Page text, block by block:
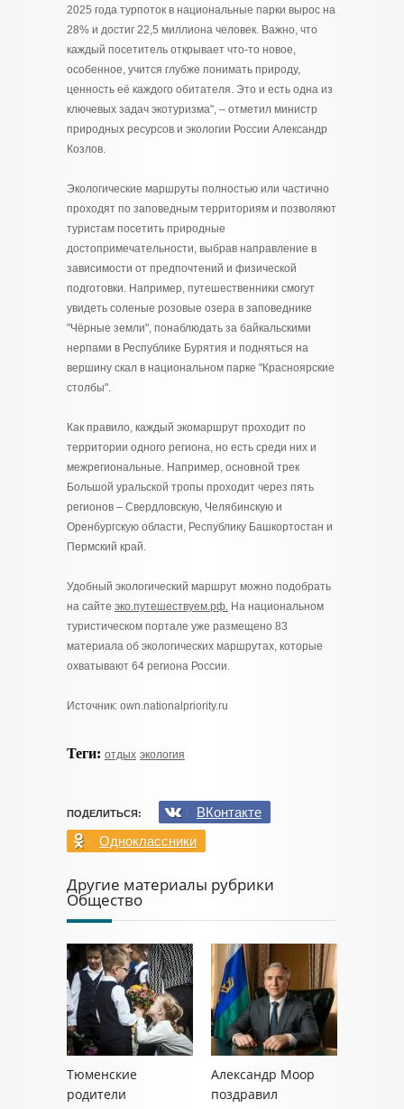
2025 года турпоток в национальные парки вырос на
28% и достиг 22,5 миллиона человек. Важно, что
каждый посетитель открывает что-то новое,
особенное, учится глубже понимать природу,
ценность её каждого обитателя. Это и есть одна из
ключевых задач экотуризма", – отметил министр
природных ресурсов и экологии России Александр
Козлов.
Экологические маршруты полностью или частично
проходят по заповедным территориям и позволяют
туристам посетить природные
достопримечательности, выбрав направление в
зависимости от предпочтений и физической
подготовки. Например, путешественники смогут
увидеть соленые розовые озера в заповеднике
"Чёрные земли", понаблюдать за байкальскими
нерпами в Республике Бурятия и подняться на
вершину скал в национальном парке "Красноярские
столбы".
Как правило, каждый экомаршрут проходит по
территории одного региона, но есть среди них и
межрегиональные. Например, основной трек
Большой уральской тропы проходит через пять
регионов – Свердловскую, Челябинскую и
Оренбургскую области, Республику Башкортостан и
Пермский край.
Удобный экологический маршрут можно подобрать
на сайте эко.путешествуем.рф. На национальном
туристическом портале уже размещено 83
материала об экологических маршрутах, которые
охватывают 64 региона России.
Источник: own.nationalpriority.ru
Теги: отдых экология
ПОДЕЛИТЬСЯ:
ВКонтакте
Одноклассники
Другие материалы рубрики
Общество
Тюменские
родители
Александр Моор
поздравил